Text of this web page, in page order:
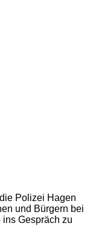
Polizei Hagen
und Bürgern bei
Gespräch zu